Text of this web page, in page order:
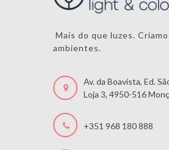
Mais do que luzes.
ambientes.
Av. da Boavista, Ed.
Loja 3, 4950-516
+351 968 180 888